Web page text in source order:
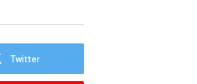
Twitter